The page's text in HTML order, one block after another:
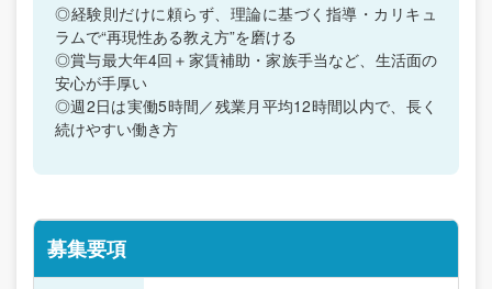
◎経験則だけに頼らず、理論に基づく指導・カリキュ
ラムで“再現性ある教え方”を磨ける
◎賞与最大年4回＋家賃補助・家族手当など、生活面の
安心が手厚い
◎週2日は実働5時間／残業月平均12時間以内で、長く
続けやすい働き方
募集要項